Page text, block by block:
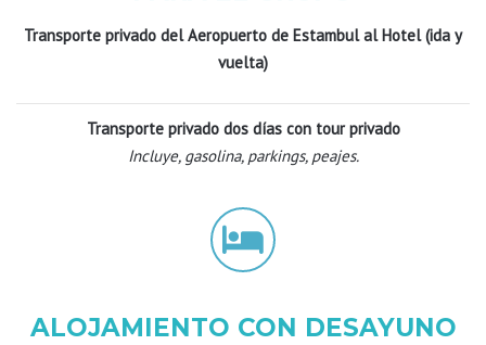
Transporte privado del Aeropuerto de Estambul al Hotel (ida y
vuelta)
Transporte privado dos días con tour privado
Incluye, gasolina, parkings, peajes.
ALOJAMIENTO CON DESAYUNO